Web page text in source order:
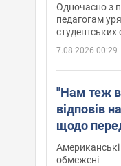
Одночасно з
педагогам
студентських
7.08.2026 00:29
"Нам теж
відповів
щодо
Patriot
обмежені